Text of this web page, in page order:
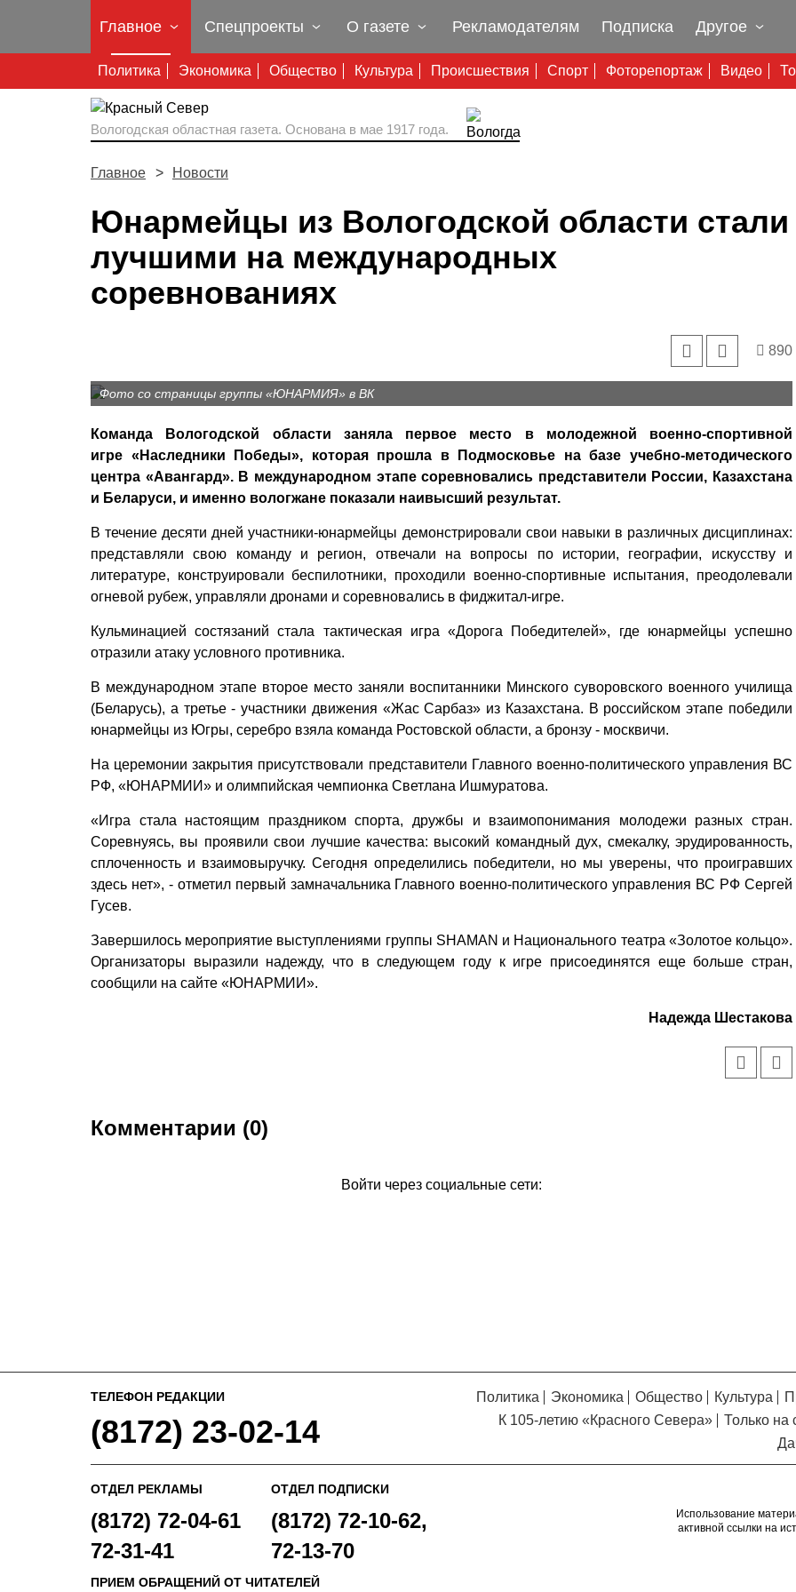
Главное
Политика Экономика Общество Культура Происшествия Спорт Фоторепортаж Видео
Спецпроекты О газете Рекламодателям Подписка Другое
Вологодская областная газета. Основана в мае 1917 года.
Главное Новости
Юнармейцы из Вологодской области стали
лучшими на международных
соревнованиях
890
Фото со страницы группы «ЮНАРМИЯ» в ВК
Команда Вологодской области заняла первое место в молодежной военно-спортивной
игре «Наследники Победы», которая прошла в Подмосковье на базе учебно-методического
центра «Авангард». В международном этапе соревновались представители России, Казахстана
и Беларуси, и именно вологжане показали наивысший результат.
В течение десяти дней участники-юнармейцы демонстрировали свои навыки в различных дисциплинах:
представляли свою команду и регион, отвечали на вопросы по истории, географии, искусству и
литературе, конструировали беспилотники, проходили военно-спортивные испытания, преодолевали
огневой рубеж, управляли дронами и соревновались в фиджитал-игре.
Кульминацией состязаний стала тактическая игра «Дорога Победителей», где юнармейцы успешно
отразили атаку условного противника.
В международном этапе второе место заняли воспитанники Минского суворовского военного училища
(Беларусь), а третье - участники движения «Жас Сарбаз» из Казахстана. В российском этапе победили
юнармейцы из Югры, серебро взяла команда Ростовской области, а бронзу - москвичи.
На церемонии закрытия присутствовали представители Главного военно-политического управления ВС
РФ, «ЮНАРМИИ» и олимпийская чемпионка Светлана Ишмуратова.
«Игра стала настоящим праздником спорта, дружбы и взаимопонимания молодежи разных стран.
Соревнуясь, вы проявили свои лучшие качества: высокий командный дух, смекалку, эрудированность,
сплоченность и взаимовыручку. Сегодня определились победители, но мы уверены, что проигравших
здесь нет», - отметил первый замначальника Главного военно-политического управления ВС РФ Сергей
Гусев.
Завершилось мероприятие выступлениями группы SHAMAN и Национального театра «Золотое кольцо».
Организаторы выразили надежду, что в следующем году к игре присоединятся еще больше стран,
сообщили на сайте «ЮНАРМИИ».
Надежда Шестакова
Комментарии (0)
Войти через социальные сети:
ТЕЛЕФОН РЕДАКЦИИ
(8172) 23-02-14
Политика Экономика Общество Культура
К 105-летию «Красного Севера»
Только на
ОТДЕЛ РЕКЛАМЫ
(8172) 72-04-61
72-31-41
ОТДЕЛ ПОДПИСКИ
(8172) 72-10-62,
72-13-70
ПРИЕМ ОБРАЩЕНИЙ ОТ ЧИТАТЕЛЕЙ
Использование
активной ссылки на